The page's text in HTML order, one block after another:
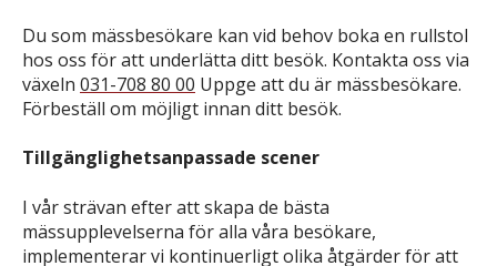
Du som mässbesökare kan vid behov boka en rullstol
hos oss för att underlätta ditt besök. Kontakta oss via
växeln 031-708 80 00 Uppge att du är mässbesökare.
Förbeställ om möjligt innan ditt besök.
Tillgänglighetsanpassade scener
I vår strävan efter att skapa de bästa
mässupplevelserna för alla våra besökare,
implementerar vi kontinuerligt olika åtgärder för att